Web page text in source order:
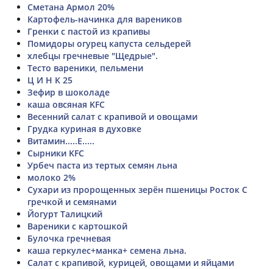
Сметана Армол 20%
Картофель-начинка для вареников
Гренки с пастой из крапивы
Помидоры огурец капуста сельдерей
хлебцы гречневые "Щедрые".
Тесто вареники, пельмени
Ц И Н К 25
Зефир в шоколаде
каша овсяная KFC
Весенний салат с крапивой и овощами
Грудка куриная в духовке
Витамин.....Е.....
Сырники KFC
Урбеч паста из тертых семян льна
молоко 2%
Сухари из пророщенных зерён пшеницы Росток С
гречкой и семянами
Йогурт Талицкий
Вареники с картошкой
Булочка гречневая
каша геркулес+манка+ семена льна.
Салат с крапивой, курицей, овощами и яйцами